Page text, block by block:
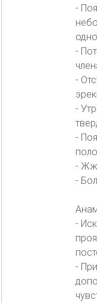
-
-
-
-
-
-
-
-
-